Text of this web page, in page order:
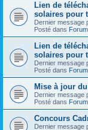
Lien de
solaires pour
Dernier message
Posté dans Forum
Lien de
solaires pour
Dernier message
Posté dans Forum
Mise à jour du
Dernier message
Posté dans Forum
Concours
Dernier message